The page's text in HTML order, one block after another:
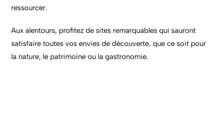
ressourcer.
Aux alentours, profitez de sites remarquables qui sauront
satisfaire toutes vos envies de découverte, que ce soit pour
la nature, le patrimoine ou la gastronomie.